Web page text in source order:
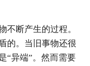
不断产生的过程。
的。当旧事物还很
“异端”。然而需要